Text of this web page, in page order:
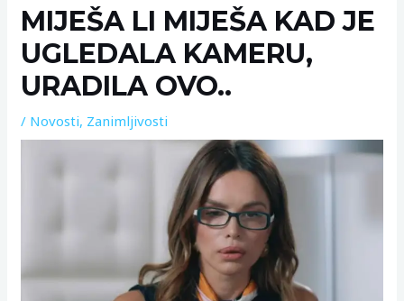
MIJEŠA LI MIJEŠA KAD JE
UGLEDALA KAMERU,
URADILA OVO..
/ Novosti, Zanimljivosti